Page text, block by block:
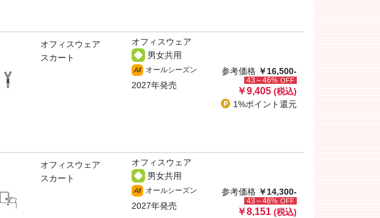
オフィスウェア
スカート
オフィスウェア
男女共用
All オールシーズン
2027年発売
参考価格 ￥16,500-
43～46% OFF
￥9,405 (税込)
1%ポイント還元
オフィスウェア
スカート
オフィスウェア
男女共用
All オールシーズン
2027年発売
参考価格 ￥14,300-
43～46% OFF
￥8,151 (税込)